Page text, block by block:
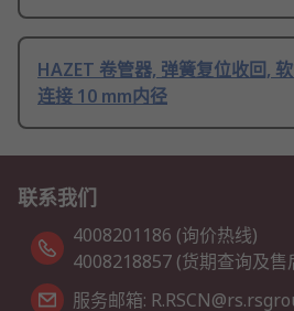
HAZET 卷管器, 弹簧复位收回,
连接 10 mm内径
联系我们
4008201186 (询价热线)
4008218857 (货期查询及售
服务邮箱: